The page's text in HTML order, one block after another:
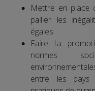
Mettre en place
pallier les
égales
Faire la
normes
entre les pays